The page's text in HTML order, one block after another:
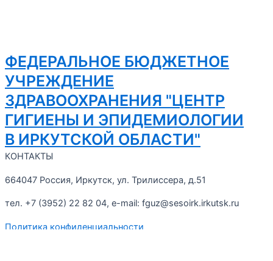
ФЕДЕРАЛЬНОЕ БЮДЖЕТНОЕ
УЧРЕЖДЕНИЕ
ЗДРАВООХРАНЕНИЯ "ЦЕНТР
ГИГИЕНЫ И ЭПИДЕМИОЛОГИИ
В ИРКУТСКОЙ ОБЛАСТИ"
КОНТАКТЫ
664047 Россия, Иркутск, ул. Трилиссера, д.51
тел. +7 (3952) 22 82 04, e-mail: fguz@sesoirk.irkutsk.ru
Политика конфиденциальности